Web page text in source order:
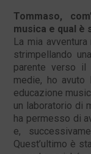
Tommaso,
musica e qual
La mia
strimpellando
parente verso il
medie, ho avuto
educazione
un laboratorio di
ha permesso di
e,
Quest’ultimo è